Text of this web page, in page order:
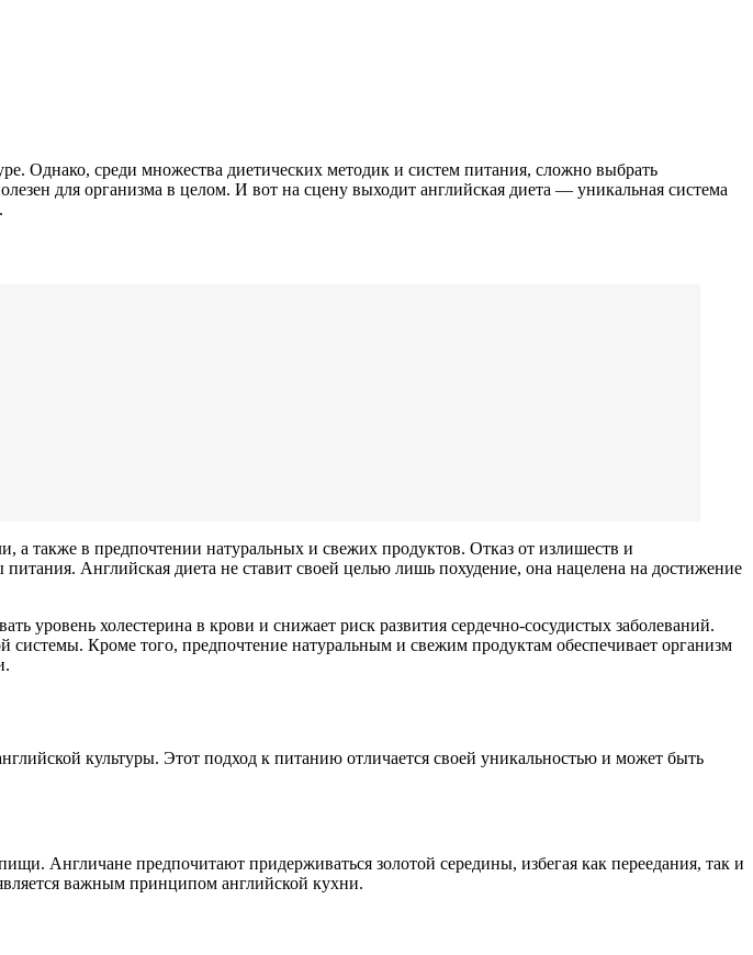
Однако, среди множества диетических методик и систем питания, сложно выбрать
для организма в целом. И вот на сцену выходит английская диета — уникальная система
а также в предпочтении натуральных и свежих продуктов. Отказ от излишеств и
Английская диета не ставит своей целью лишь похудение, она нацелена на достижение
уровень холестерина в крови и снижает риск развития сердечно-сосудистых заболеваний.
Кроме того, предпочтение натуральным и свежим продуктам обеспечивает организм
культуры. Этот подход к питанию отличается своей уникальностью и может быть
Англичане предпочитают придерживаться золотой середины, избегая как переедания, так и
важным принципом английской кухни.